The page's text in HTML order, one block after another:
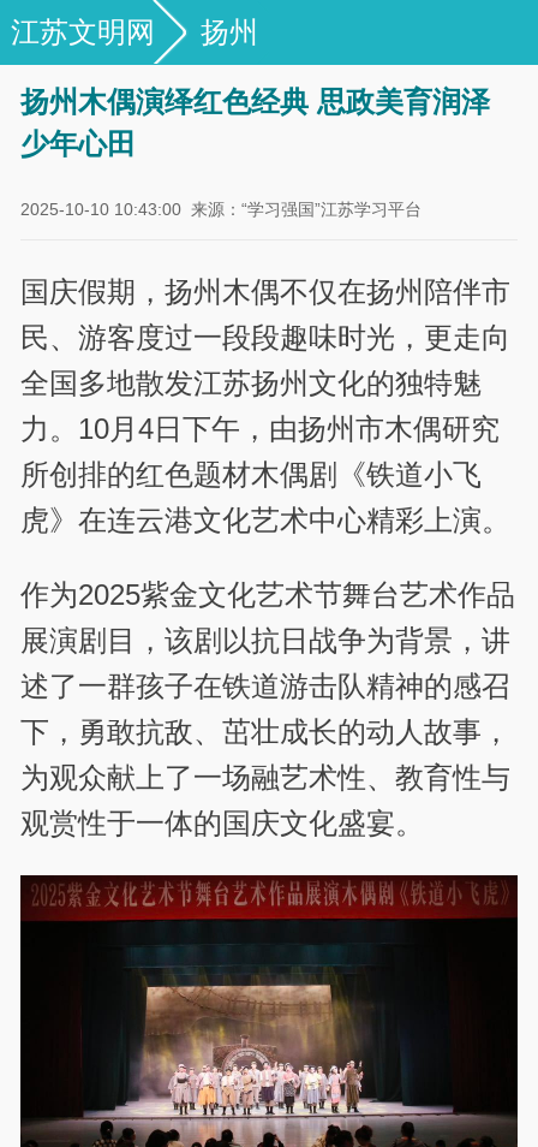
江苏文明网 扬州
扬州木偶演绎红色经典 思政美育润泽
少年心田
2025-10-10 10:43:00 来源：“学习强国”江苏学习平台
国庆假期，扬州木偶不仅在扬州陪伴市
民、游客度过一段段趣味时光，更走向
全国多地散发江苏扬州文化的独特魅
力。10月4日下午，由扬州市木偶研究
所创排的红色题材木偶剧《铁道小飞
虎》在连云港文化艺术中心精彩上演。
作为2025紫金文化艺术节舞台艺术作品
展演剧目，该剧以抗日战争为背景，讲
述了一群孩子在铁道游击队精神的感召
下，勇敢抗敌、茁壮成长的动人故事，
为观众献上了一场融艺术性、教育性与
观赏性于一体的国庆文化盛宴。